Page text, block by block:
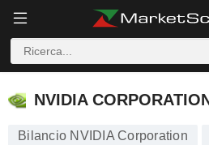
NVIDIA CORPORATION
NVIDIA
Bilancio NVIDIA Corporation